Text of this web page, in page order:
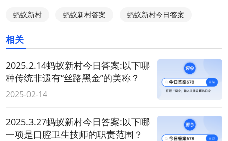
蚂蚁新村 蚂蚁新村答案 蚂蚁新村今日答案
相关
2025.2.14蚂蚁新村今日答案:以下哪
种传统非遗有“丝路黑金”的美称？
2025-02-14
2025.3.27蚂蚁新村今日答案:以下哪
一项是口腔卫生技师的职责范围？